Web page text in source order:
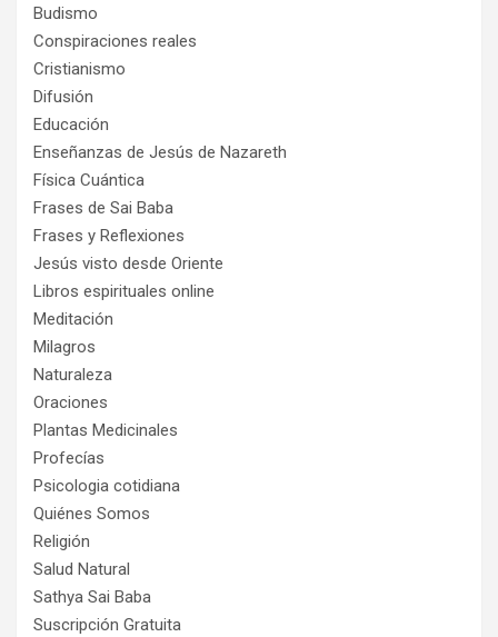
Budismo
Conspiraciones reales
Cristianismo
Difusión
Educación
Enseñanzas de Jesús de Nazareth
Física Cuántica
Frases de Sai Baba
Frases y Reflexiones
Jesús visto desde Oriente
Libros espirituales online
Meditación
Milagros
Naturaleza
Oraciones
Plantas Medicinales
Profecías
Psicologia cotidiana
Quiénes Somos
Religión
Salud Natural
Sathya Sai Baba
Suscripción Gratuita